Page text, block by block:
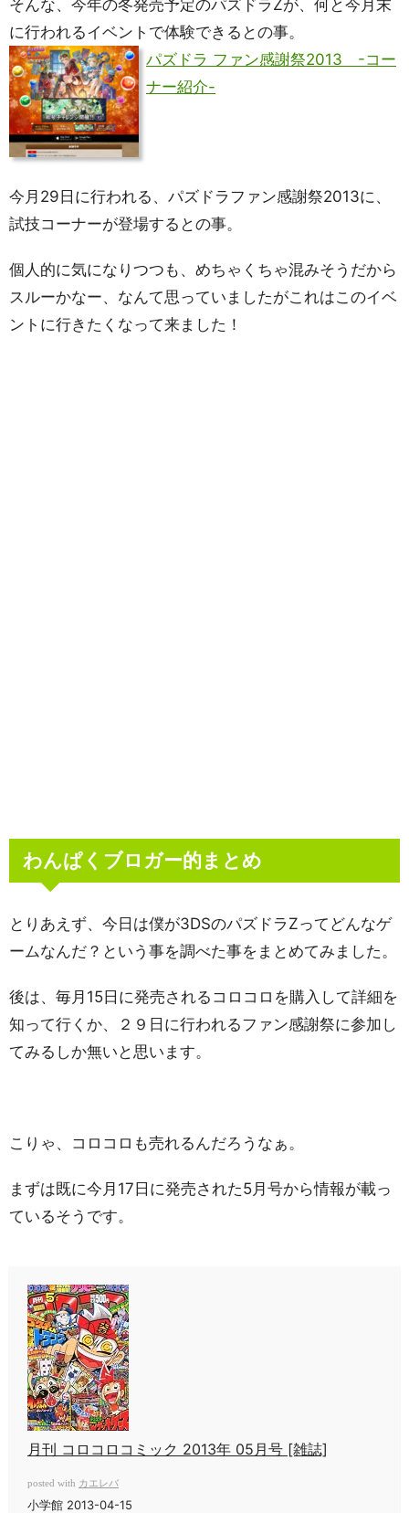
そんな、今年の冬発売予定のパズドラZが、何と今月末
に行われるイベントで体験できるとの事。
パズドラ ファン感謝祭2013 -コー
ナー紹介-
今月29日に行われる、パズドラファン感謝祭2013に、
試技コーナーが登場するとの事。
個人的に気になりつつも、めちゃくちゃ混みそうだから
スルーかなー、なんて思っていましたがこれはこのイベ
ントに行きたくなって来ました！
わんぱくブロガー的まとめ
とりあえず、今日は僕が3DSのパズドラZってどんなゲ
ームなんだ？という事を調べた事をまとめてみました。
後は、毎月15日に発売されるコロコロを購入して詳細を
知って行くか、２９日に行われるファン感謝祭に参加し
てみるしか無いと思います。
こりゃ、コロコロも売れるんだろうなぁ。
まずは既に今月17日に発売された5月号から情報が載っ
ているそうです。
月刊 コロコロコミック 2013年 05月号 [雑誌]
posted with カエレバ
小学館 2013-04-15